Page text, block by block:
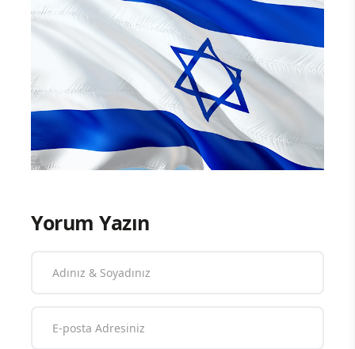
Yorum Yazın